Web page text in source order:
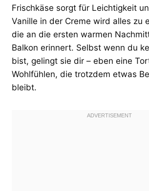
Frischkäse sorgt für Leichtigkeit
Vanille in der Creme wird alles zu
die an die ersten warmen
Balkon erinnert. Selbst wenn du
bist, gelingt sie dir – eben eine
Wohlfühlen, die trotzdem etwas
bleibt.